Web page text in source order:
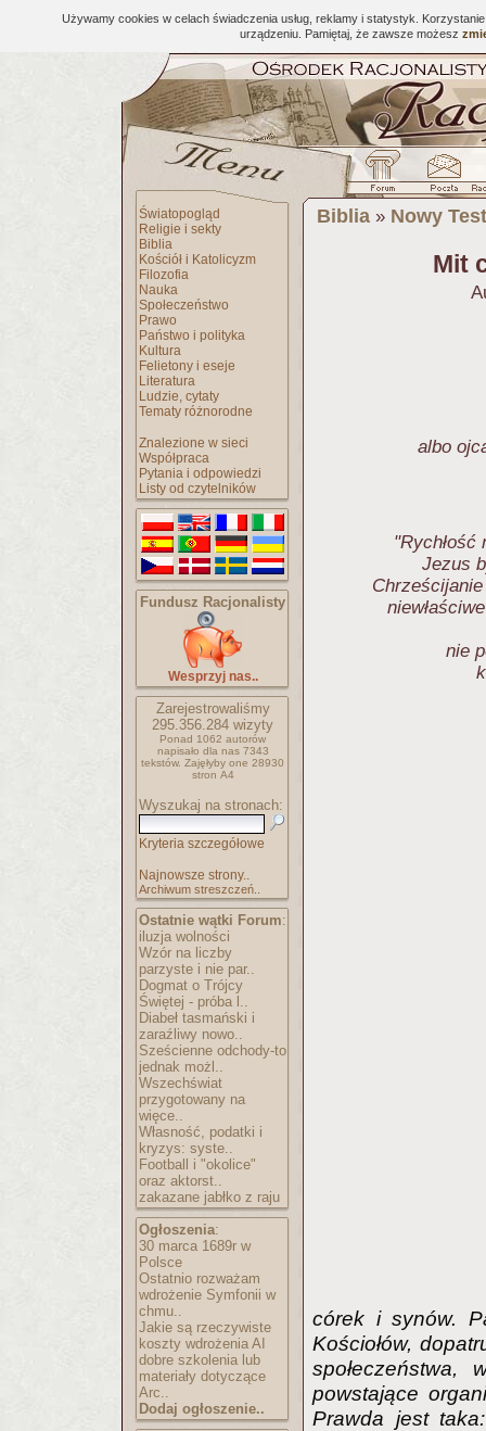
Używamy cookies w celach świadczenia usług, reklamy i statystyk.
urządzeniu. Pamiętaj, że zawsze możesz
Światopogląd
Religie i sekty
Biblia
Kościół i Katolicyzm
Filozofia
Nauka
Społeczeństwo
Prawo
Państwo i polityka
Kultura
Felietony i eseje
Literatura
Ludzie, cytaty
Tematy różnorodne
Znalezione w sieci
Współpraca
Pytania i odpowiedzi
Listy od czytelników
Fundusz Racjonalisty
Wesprzyj nas..
Zarejestrowaliśmy
295.356.284 wizyty
Ponad 1062 autorów
napisało dla nas 7343
tekstów. Zajęłyby one 28930
stron A4
Wyszukaj na stronach:
Kryteria szczegółowe
Najnowsze strony..
Archiwum streszczeń..
Ostatnie wątki Forum:
iluzja wolności
Wzór na liczby
parzyste i nie par..
Dogmat o Trójcy
Świętej - próba l..
Diabeł tasmański i
zaraźliwy nowo..
Sześcienne odchody-to
jednak możl..
Wszechświat
przygotowany na
więce..
Własność, podatki i
kryzys: syste..
Football i "okolice"
oraz aktorst..
zakazane jabłko z raju
Ogłoszenia:
30 marca 1689r w
Polsce
Ostatnio rozważam
wdrożenie Symfonii w
chmu..
Jakie są rzeczywiste
koszty wdrożenia AI
dobre szkolenia lub
materiały dotyczące
Arc..
Dodaj ogłoszenie..
Biblia » Nowy
Mit
albo
"Rychłość
Jezus
nie
córek i synów.
Kościołów,
społeczeństwa,
powstające
Prawda jest